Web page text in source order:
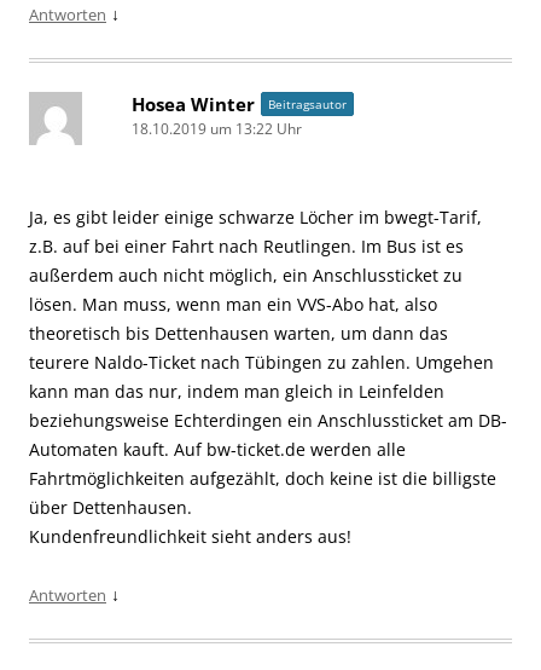
Antworten ↓
Hosea Winter Beitragsautor
18.10.2019 um 13:22 Uhr
Ja, es gibt leider einige schwarze Löcher im bwegt-Tarif,
z.B. auf bei einer Fahrt nach Reutlingen. Im Bus ist es
außerdem auch nicht möglich, ein Anschlussticket zu
lösen. Man muss, wenn man ein VVS-Abo hat, also
theoretisch bis Dettenhausen warten, um dann das
teurere Naldo-Ticket nach Tübingen zu zahlen. Umgehen
kann man das nur, indem man gleich in Leinfelden
beziehungsweise Echterdingen ein Anschlussticket am DB-
Automaten kauft. Auf bw-ticket.de werden alle
Fahrtmöglichkeiten aufgezählt, doch keine ist die billigste
über Dettenhausen.
Kundenfreundlichkeit sieht anders aus!
Antworten ↓